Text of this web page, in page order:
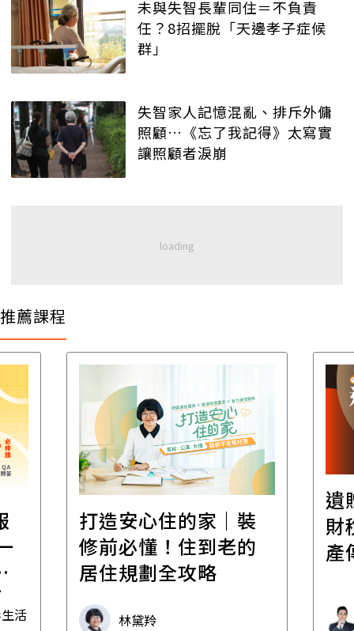
未與失智長輩同住＝不負責
任？8招擺脫「天邊孝子症候
群」
失智家人記憶混亂、排斥外傭
照顧…《忘了我記得》太寫實
讓照顧者淚崩
推薦課程
活
打造安心住的家｜裝
修前必懂！住到老的
居住規劃全攻略
林黛羚
遺
財
產